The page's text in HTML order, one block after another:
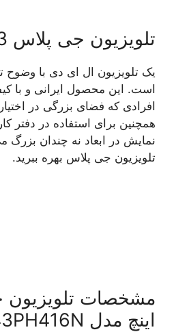
تلویزیون جی پلاس 43 اینچ
یک تلویزیون ال ای دی با
است. این محصول ایرانی و با
افرادی که فضای بزرگی در
همچنین برای استفاده در دفتر
نمایش در ابعاد نه چندان بزرگ
تلویزیون جی پلاس بهره ببرید.
اینچ مدل GTV-43PH416N